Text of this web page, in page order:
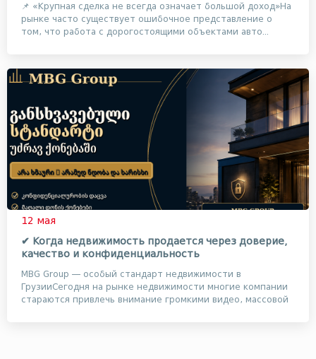
📌 «Крупная сделка не всегда означает большой доход»На
рынке часто существует ошибочное представление о
том, что работа с дорогостоящими объектами авто...
12 мая
✔ Когда недвижимость продается через доверие,
качество и конфиденциальность
MBG Group — особый стандарт недвижимости в
ГрузииСегодня на рынке недвижимости многие компании
стараются привлечь внимание громкими видео, массовой